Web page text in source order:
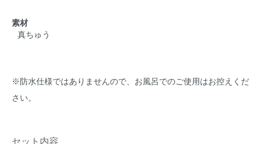
素材
真ちゅう
※防水仕様ではありませんので、お風呂でのご使用はお控えくだ
さい。
セット内容